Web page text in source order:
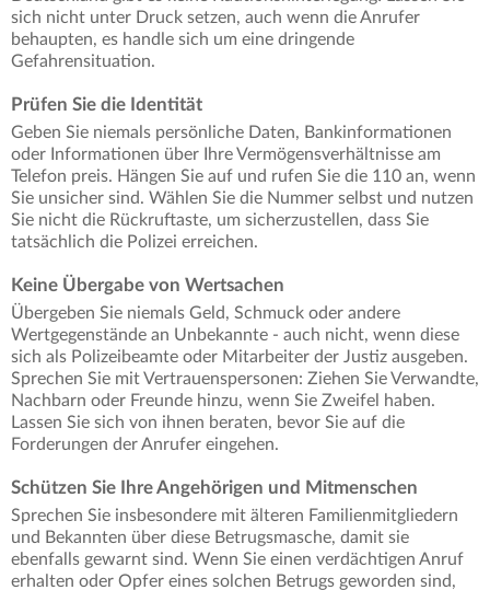
sich nicht unter Druck setzen, auch wenn die Anrufer
behaupten, es handle sich um eine dringende
Gefahrensituation.
Prüfen Sie die Identität
Geben Sie niemals persönliche Daten, Bankinformationen
oder Informationen über Ihre Vermögensverhältnisse am
Telefon preis. Hängen Sie auf und rufen Sie die 110 an, wenn
Sie unsicher sind. Wählen Sie die Nummer selbst und nutzen
Sie nicht die Rückruftaste, um sicherzustellen, dass Sie
tatsächlich die Polizei erreichen.
Keine Übergabe von Wertsachen
Übergeben Sie niemals Geld, Schmuck oder andere
Wertgegenstände an Unbekannte - auch nicht, wenn diese
sich als Polizeibeamte oder Mitarbeiter der Justiz ausgeben.
Sprechen Sie mit Vertrauenspersonen: Ziehen Sie Verwandte,
Nachbarn oder Freunde hinzu, wenn Sie Zweifel haben.
Lassen Sie sich von ihnen beraten, bevor Sie auf die
Forderungen der Anrufer eingehen.
Schützen Sie Ihre Angehörigen und Mitmenschen
Sprechen Sie insbesondere mit älteren Familienmitgliedern
und Bekannten über diese Betrugsmasche, damit sie
ebenfalls gewarnt sind. Wenn Sie einen verdächtigen Anruf
erhalten oder Opfer eines solchen Betrugs geworden sind,